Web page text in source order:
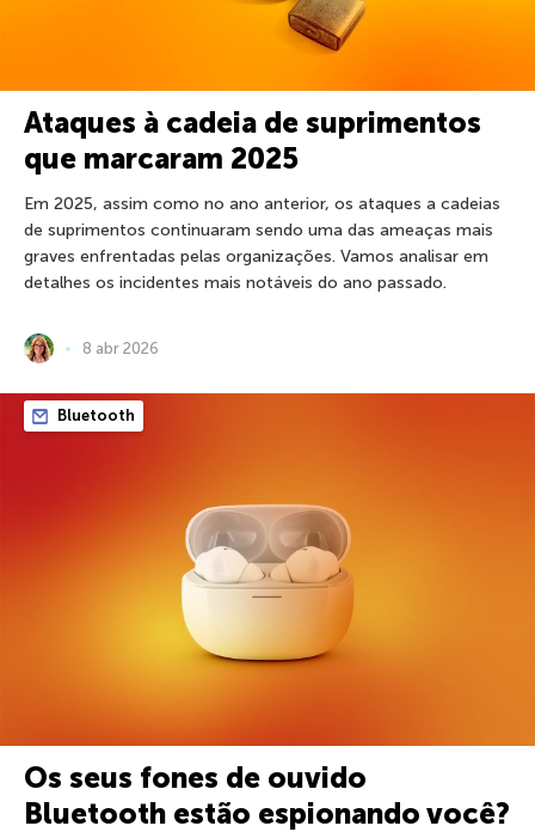
Ataques à cadeia de suprimentos
que marcaram 2025
Em 2025, assim como no ano anterior, os ataques a cadeias
de suprimentos continuaram sendo uma das ameaças mais
graves enfrentadas pelas organizações. Vamos analisar em
detalhes os incidentes mais notáveis do ano passado.
8 abr 2026
Bluetooth
Os seus fones de ouvido
Bluetooth estão espionando você?